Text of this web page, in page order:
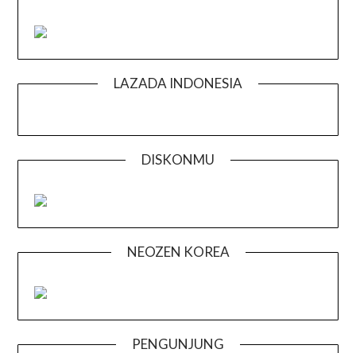
LAZADA INDONESIA
DISKONMU
NEOZEN KOREA
PENGUNJUNG